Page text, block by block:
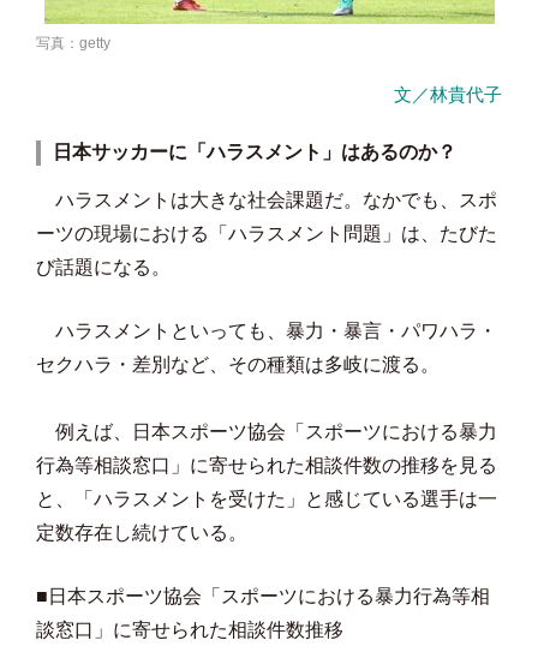
写真：getty
文／林貴代子
日本サッカーに「ハラスメント」はあるのか？
ハラスメントは大きな社会課題だ。なかでも、スポ
ーツの現場における「ハラスメント問題」は、たびた
び話題になる。
ハラスメントといっても、暴力・暴言・パワハラ・
セクハラ・差別など、その種類は多岐に渡る。
例えば、日本スポーツ協会「スポーツにおける暴力
行為等相談窓口」に寄せられた相談件数の推移を見る
と、「ハラスメントを受けた」と感じている選手は一
定数存在し続けている。
■日本スポーツ協会「スポーツにおける暴力行為等相
談窓口」に寄せられた相談件数推移